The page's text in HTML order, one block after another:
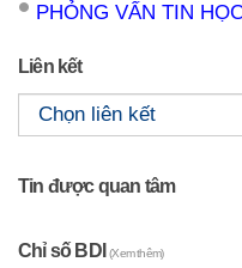
PHỎNG VẤN TIN
Liên kết
Tin được quan tâm
Chỉ số BDI(Xem thêm)